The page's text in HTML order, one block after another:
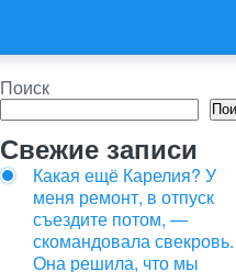
Поиск
Свежие записи
Какая ещё Карелия? У
меня ремонт, в отпуск
съездите потом, —
скомандовала свекровь.
Она решила, что мы